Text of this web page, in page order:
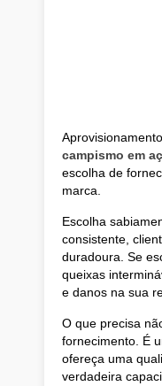
Aprovisionamento
campismo em
escolha de
marca.
Escolha
consistente,
duradoura. Se
queixas
e danos na sua
O que precisa
fornecimento. É
ofereça uma
verdadeira